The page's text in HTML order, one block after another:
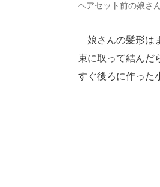
ヘアセット前の娘さ
娘さんの髪形は
束に取って結んだ
すぐ後ろに作った